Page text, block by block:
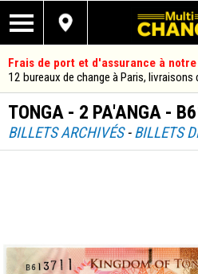
Frais de port et d'assurance à
12 bureaux de change à Paris, livraisons
TONGA - 2 PA'ANGA -
BILLETS ARCHIVÉS-BILLETS